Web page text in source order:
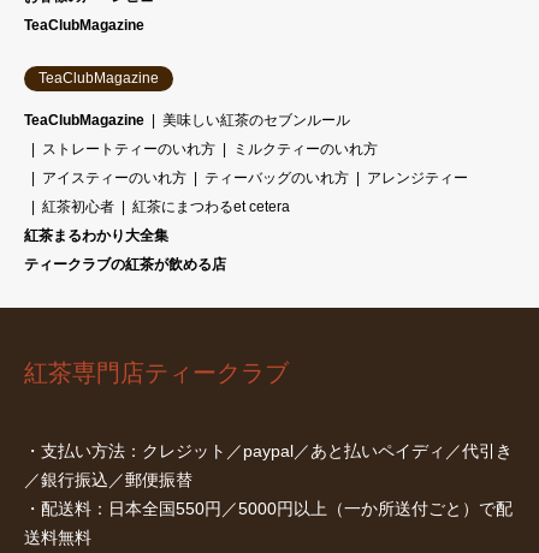
TeaClubMagazine
TeaClubMagazine
TeaClubMagazine
美味しい紅茶のセブンルール
ストレートティーのいれ方
ミルクティーのいれ方
アイスティーのいれ方
ティーバッグのいれ方
アレンジティー
紅茶初心者
紅茶にまつわるet cetera
紅茶まるわかり大全集
ティークラブの紅茶が飲める店
紅茶専門店ティークラブ
・支払い方法：クレジット／paypal／あと払いペイディ／代引き
／銀行振込／郵便振替
・配送料：日本全国550円／5000円以上（一か所送付ごと）で配
送料無料